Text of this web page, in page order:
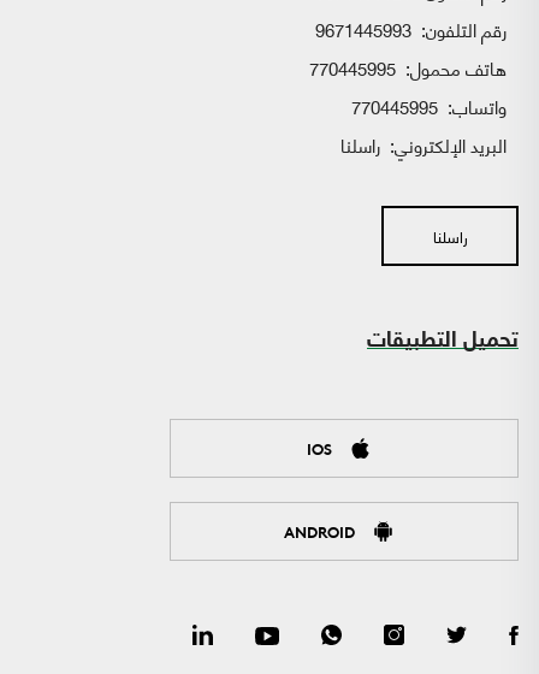
رقم التلفون: 9671445993
هاتف محمول: 770445995
واتساب:
البريد الإلكتروني: راسلنا
راسلنا
تحميل التطبيقات
IOS
ANDROID